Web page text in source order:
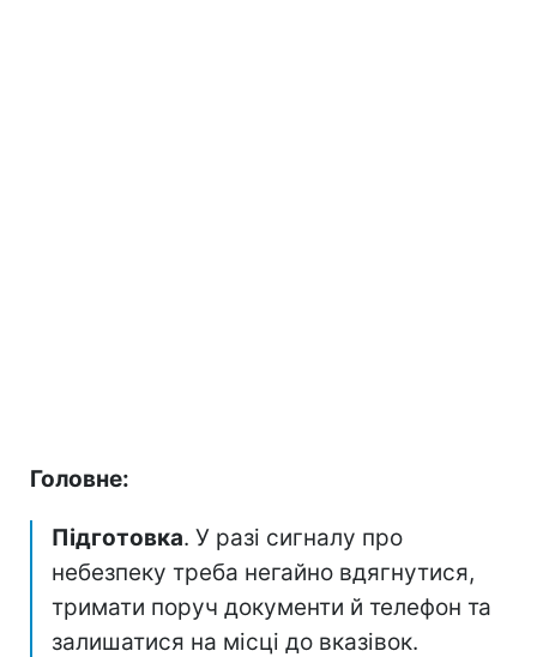
Головне:
Підготовка. У разі сигналу про
небезпеку треба негайно вдягнутися,
тримати поруч документи й телефон та
залишатися на місці до вказівок.